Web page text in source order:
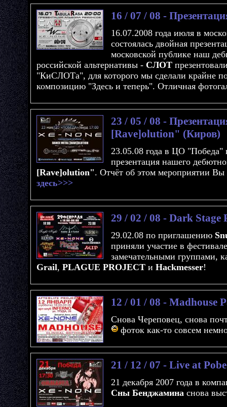
16 / 07 / 08 -
16.07.2008 года июля в
состоялась двойная
московской публике наш
российской альтернативы - СЛОТ
"КиСЛОТа", для которого мы сделали крайне
композицию "Здесь и теперь". Отличная
23 / 05 / 08 -
[Rave]olution" (Киров)
23.05.08 года в ЦО "Победа"
презентация нашего
[Rave]olution". Отчёт об этом мероприятии Вы
здесь>>>
29 / 02 / 08 - Dark Stage
29.02.08 по приглашению
приняли участие в
замечательными группами,
Grail, PLAGUE PROJECT и Hackmesser!
12 / 01 / 08 - Madhouse
Снова Череповец, снова
фоток как-то совсем
21 / 12 / 07 - Live at
21 декабря 2007 года в
Сны Бенджамина снова